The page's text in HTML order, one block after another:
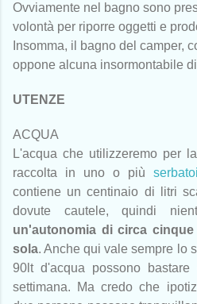
Ovviamente nel bagno sono
volontà per riporre oggetti e
Insomma, il bagno del camper,
oppone alcuna insormontabile
UTENZE
ACQUA
L'acqua che utilizzeremo per
raccolta in uno o più serbatoi
contiene un centinaio di litri
dovute cautele, quindi
un'autonomia di circa
sola. Anche qui vale sempre lo
90lt d'acqua possono
settimana. Ma credo che